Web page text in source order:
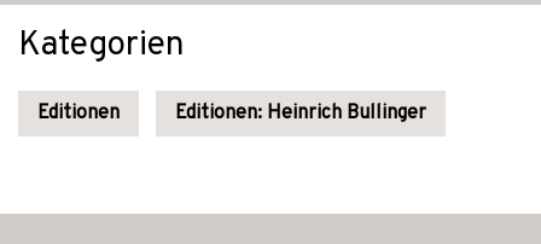
Kategorien
Editionen Editionen: Heinrich Bullinger